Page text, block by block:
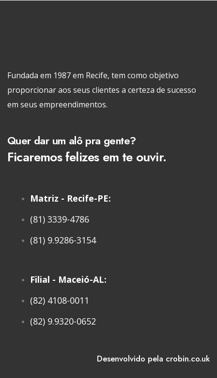
Fundada em 1987 em Recife, tem como objetivo
proporcionar aos seus clientes a certeza de sucesso
em seus empreendimentos.
Quer dar um alô pra gente?
Ficaremos felizes em te ouvir.
Matriz - Recife-PE:
(81) 3339-4786
(81) 9.9286-3154
Filial - Maceió-AL:
(82) 4108-0011
(82) 9.9320-0652
Desenvolvido pela crobin.co.uk